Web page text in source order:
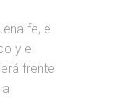
fe, el
y el
frente